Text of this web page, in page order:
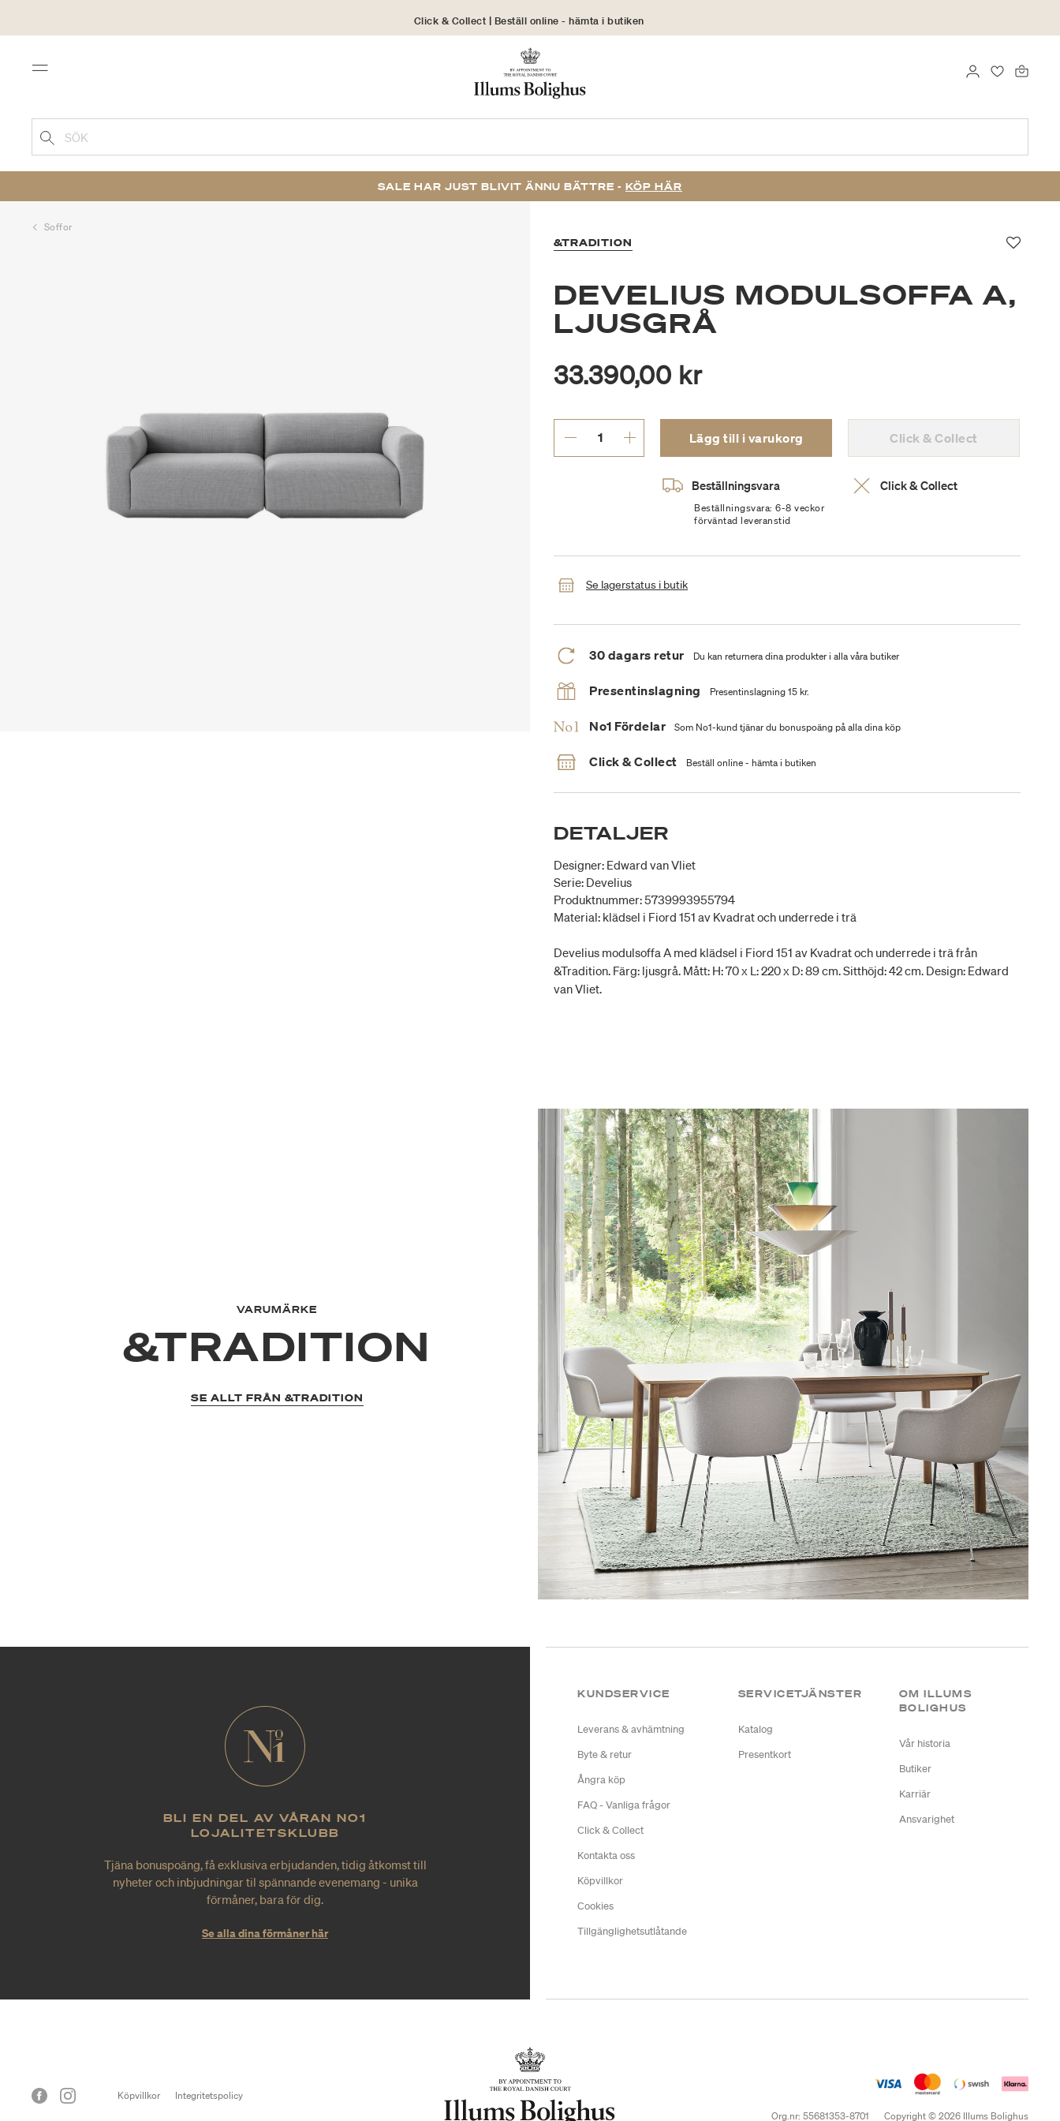
Click & Collect | Beställ online - hämta i butiken
30 dagars returrätt
Menu FAVORITER
LOGGA IN
SÖK
SALE HAR JUST BLIVIT ÄNNU BÄTTRE - KÖP HÄR
Soffor
&TRADITION
DEVELIUS MODULSOFFA A,
LJUSGRÅ
33.390,00 kr
Lägg till i varukorg Click & Collect
Beställningsvara
Beställningsvara: 6-8 veckor
förväntad leveranstid
Click & Collect
Se lagerstatus i butik
30 dagars retur Du kan returnera dina produkter i alla våra butiker
Presentinslagning Presentinslagning 15 kr.
No1 Fördelar Som No1-kund tjänar du bonuspoäng på alla dina köp
Click & Collect Beställ online - hämta i butiken
DETALJER
Designer: Edward van Vliet
Serie: Develius
Produktnummer: 5739993955794
Material: klädsel i Fiord 151 av Kvadrat och underrede i trä
Develius modulsoffa A med klädsel i Fiord 151 av Kvadrat och underrede i trä från
&Tradition. Färg: ljusgrå. Mått: H: 70 x L: 220 x D: 89 cm. Sitthöjd: 42 cm. Design: Edward
van Vliet.
VARUMÄRKE
&TRADITION
SE ALLT FRÅN &TRADITION
BLI EN DEL AV VÅRAN NO1
LOJALITETSKLUBB
Tjäna bonuspoäng, få exklusiva erbjudanden, tidig åtkomst till
nyheter och inbjudningar til spännande evenemang - unika
förmåner, bara för dig.
Se alla dina förmåner här
KUNDSERVICE
Leverans & avhämtning
Byte & retur
Ångra köp
FAQ - Vanliga frågor
Click & Collect
Kontakta oss
Köpvillkor
Cookies
Tillgänglighetsutlåtande
SERVICETJÄNSTER
Katalog
Presentkort
OM ILLUMS
BOLIGHUS
Vår historia
Butiker
Karriär
Ansvarighet
Köpvillkor
Integritetspolicy
Org.nr: 55681353-8701
Copyright © 2026 Illums Bolighus